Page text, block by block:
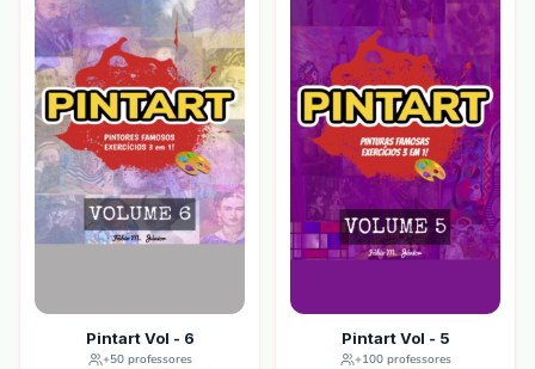
Pintart Vol - 6
+50professores
Pintart Vol - 5
+100professores